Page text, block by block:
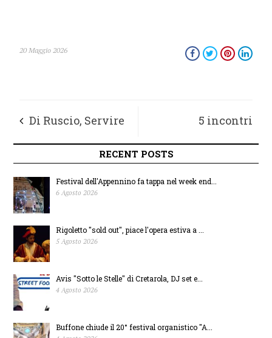
20 Maggio 2026
Di Ruscio, Servire
Fermo: “edilizia
residenziale
agevolata, tariffe
scontate e consulta
per le famiglie”
5 incontri
partecipati per
Scarfini nei centri
RECENT POSTS
Festival dell'Appennino fa tappa nel week end...
6 Agosto 2026
Rigoletto "sold out", piace l'opera estiva a ...
5 Agosto 2026
Avis "Sotto le Stelle" di Cretarola, DJ set e...
4 Agosto 2026
Buffone chiude il 20° festival organistico "A...